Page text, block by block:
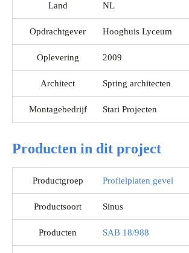
Land NL
Opdrachtgever Hooghuis Lyceum
Oplevering 2009
Architect Spring architecten
Montagebedrijf Stari Projecten
Producten in dit project
Productgroep Profielplaten gevel
Productsoort Sinus
Producten SAB 18/988